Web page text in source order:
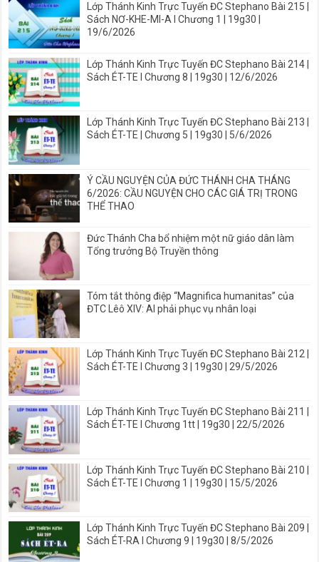
Lớp Thánh Kinh Trực Tuyến ĐC Stephano Bài 215 |
Sách NƠ-KHE-MI-A I Chương 1 | 19g30 |
19/6/2026
Lớp Thánh Kinh Trực Tuyến ĐC Stephano Bài 214 |
Sách ÉT-TE I Chương 8 | 19g30 | 12/6/2026
Lớp Thánh Kinh Trực Tuyến ĐC Stephano Bài 213 |
Sách ÉT-TE | Chương 5 | 19g30 | 5/6/2026
Ý CẦU NGUYỆN CỦA ĐỨC THÁNH CHA THÁNG
6/2026: CẦU NGUYỆN CHO CÁC GIÁ TRỊ TRONG
THỂ THAO
Đức Thánh Cha bổ nhiệm một nữ giáo dân làm
Tổng trưởng Bộ Truyền thông
Tóm tắt thông điệp “Magnifica humanitas” của
ĐTC Lêô XIV: AI phải phục vụ nhân loại
Lớp Thánh Kinh Trực Tuyến ĐC Stephano Bài 212 |
Sách ÉT-TE I Chương 3 | 19g30 | 29/5/2026
Lớp Thánh Kinh Trực Tuyến ĐC Stephano Bài 211 |
Sách ÉT-TE I Chương 1tt | 19g30 | 22/5/2026
Lớp Thánh Kinh Trực Tuyến ĐC Stephano Bài 210 |
Sách ÉT-TE I Chương 1 | 19g30 | 15/5/2026
Lớp Thánh Kinh Trực Tuyến ĐC Stephano Bài 209 |
Sách ÉT-RA I Chương 9 | 19g30 | 8/5/2026